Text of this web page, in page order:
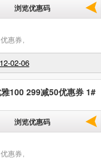
浏览优惠码
惠券
02-06
100 299减50优惠券 1#
浏览优惠码
惠券